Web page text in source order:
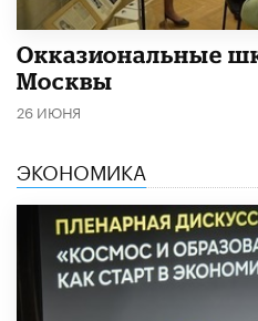
​Окказиональные
Москвы
26 ИЮНЯ
ЭКОНОМИКА